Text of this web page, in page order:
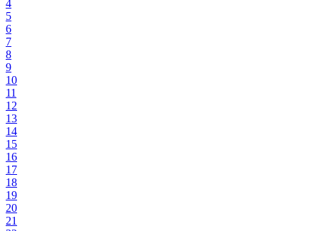
4
5
6
7
8
9
10
11
12
13
14
15
16
17
18
19
20
21